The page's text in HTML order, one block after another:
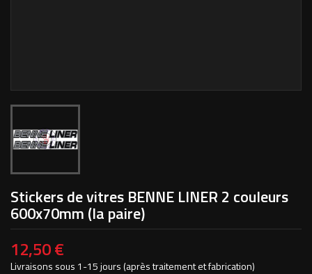
Stickers de vitres BENNE LINER 2 couleurs
600x70mm (la paire)
12,50 €
Livraisons sous 1-15 jours (après traitement et fabrication)